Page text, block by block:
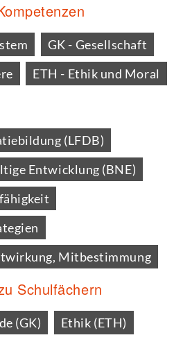
GK - Gesellschaft
ETH - Ethik und Moral
(LFDB)
Entwicklung (BNE)
Mitbestimmung
Schulfächern
(GK) Ethik (ETH)